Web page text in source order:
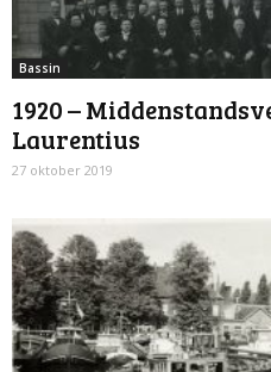
Bassin
1920 –
Laurentius
27 oktober 2019